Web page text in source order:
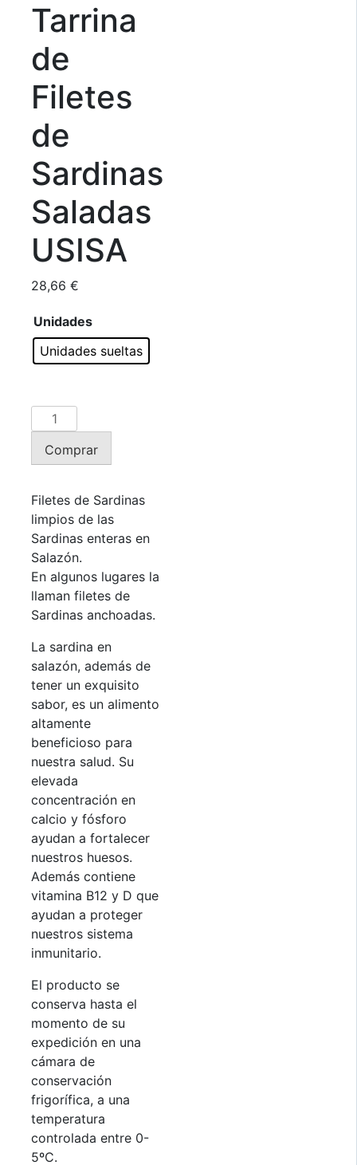
Tarrina
de
Filetes
de
Sardinas
Saladas
USISA
28,66 €
Unidades
Unidades sueltas
Tarrina
de
Filetes
Sardinas
Saladas
USISA
cantidad
Comprar
Filetes de Sardinas
limpios de las
Sardinas enteras en
Salazón.
En algunos lugares la
llaman filetes de
Sardinas anchoadas.
La sardina en
salazón, además de
tener un exquisito
sabor, es un alimento
altamente
beneficioso para
nuestra salud. Su
elevada
concentración en
calcio y fósforo
ayudan a fortalecer
nuestros huesos.
Además contiene
vitamina B12 y D que
ayudan a proteger
nuestros sistema
inmunitario.
El producto se
conserva hasta el
momento de su
expedición en una
cámara de
conservación
frigorífica, a una
temperatura
controlada entre 0-
5ºC.